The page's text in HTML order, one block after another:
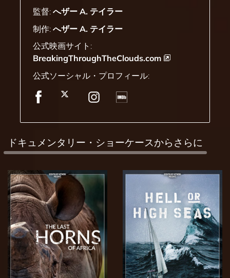
監督: へザー A. テイラー
制作: へザー A. テイラー
公式映画サイト:
BreakingThroughTheClouds.com
公式ソーシャル・プロフィール:
ドキュメンタリー・ショーケースからさらに